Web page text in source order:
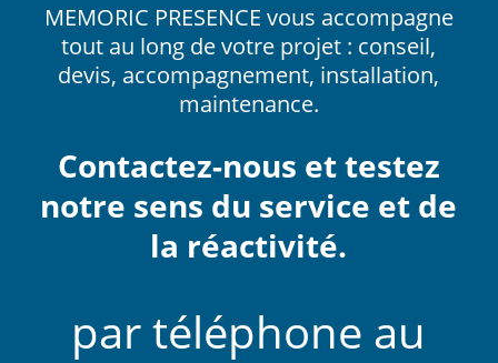
MEMORIC PRESENCE vous accompagne
tout au long de votre projet : conseil,
devis, accompagnement, installation,
maintenance.
Contactez-nous et testez
notre sens du service et de
la réactivité.
par téléphone au